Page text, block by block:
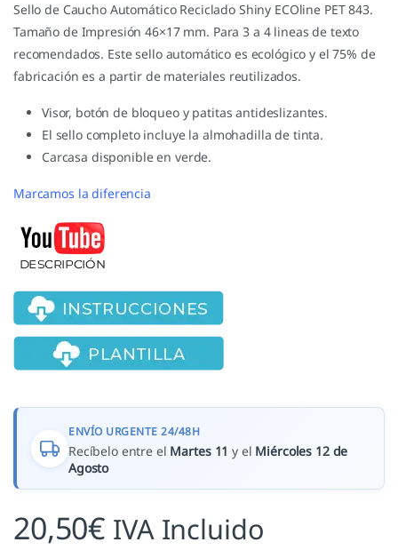
Sello de Caucho Automático Reciclado Shiny ECOline PET 843.
Tamaño de Impresión 46×17 mm. Para 3 a 4 lineas de texto
recomendados. Este sello automático es ecológico y el 75% de
fabricación es a partir de materiales reutilizados.
Visor, botón de bloqueo y patitas antideslizantes.
El sello completo incluye la almohadilla de tinta.
Carcasa disponible en verde.
Marcamos la diferencia
ENVÍO URGENTE 24/48H
Recíbelo entre el Martes 11 y el Miércoles 12 de
Agosto
20,50€ IVA Incluido